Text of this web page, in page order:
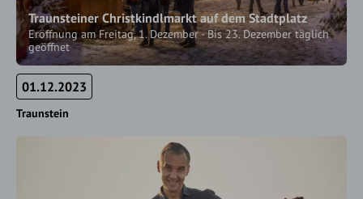
Traunsteiner Christkindlmarkt auf dem Stadtplatz
Eröffnung am Freitag, 1. Dezember - Bis 23. Dezember täglich
geöffnet
01.12.2023
Traunstein